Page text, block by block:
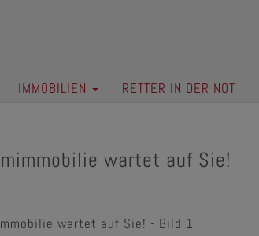
IMMOBILIEN RETTER IN DER NOT
wartet auf Sie!